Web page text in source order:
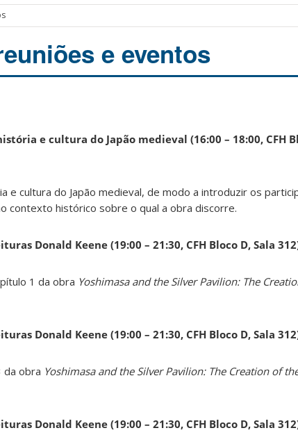
e eventos
e cultura do Japão medieval (16:00 – 18:00, CFH
e cultura do Japão medieval, de modo a introduzir os
contexto histórico sobre o qual a obra discorre.
Donald Keene (19:00 – 21:30, CFH Bloco D, Sala
1 da obra Yoshimasa and the Silver Pavilion: The
Donald Keene (19:00 – 21:30, CFH Bloco D, Sala
da obra Yoshimasa and the Silver Pavilion: The Creation of
Donald Keene (19:00 – 21:30, CFH Bloco D, Sala